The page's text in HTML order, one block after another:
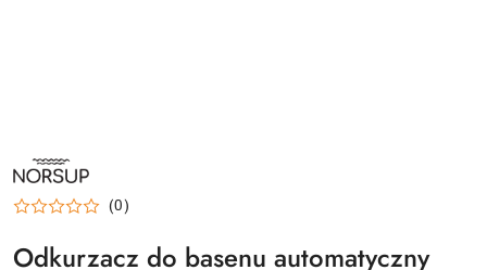
NORSUP-
LOGO
(0)
Odkurzacz do basenu automatyczny